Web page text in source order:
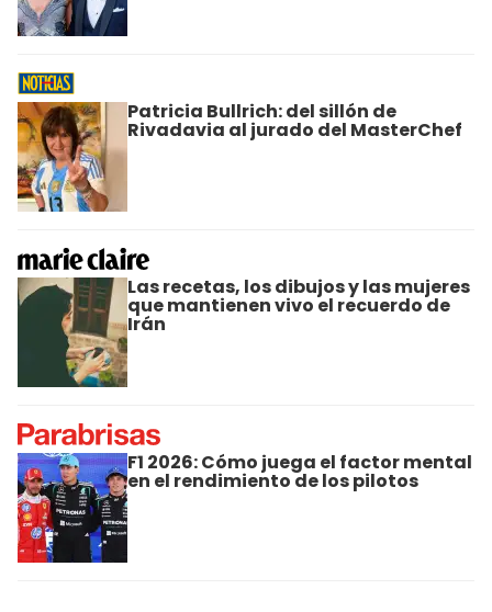
Patricia Bullrich: del sillón de
Rivadavia al jurado del MasterChef
Las recetas, los dibujos y las mujeres
que mantienen vivo el recuerdo de
Irán
F1 2026: Cómo juega el factor mental
en el rendimiento de los pilotos